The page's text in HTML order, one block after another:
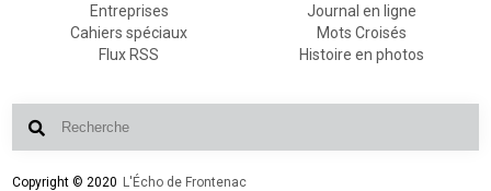
Entreprises
Cahiers spéciaux
Flux RSS
Journal en ligne
Mots Croisés
Histoire en photos
Copyright © 2020 L'Écho de Frontenac